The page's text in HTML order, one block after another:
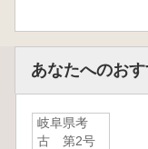
あなたへのお
岐阜県考
古 第2号